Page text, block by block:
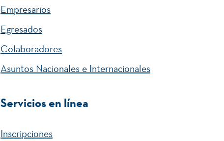
Empresarios
Egresados
Colaboradores
Asuntos Nacionales e Internacionales
Servicios en línea
Inscripciones